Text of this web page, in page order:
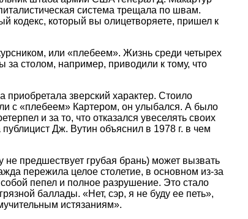
система трещала по швам.
кодекс, который вы олицетворяете, пришел к
или «плебеем». Жизнь среди четырех
столом, например, приводили к тому, что
зверский характер. Стоило
с «плебеем» Картером, он улыбался. А было
и за то, что отказался увеселять своих
Дж. Вутин объяснил в 1978 г. в чем
предшествует грубая брань) может вызвать
пережила целое столетие, в основном из-за
пепел и полное разрушение. Это стало
баллады. «Нет, сэр, я не буду ее петь»,
истязаниям».